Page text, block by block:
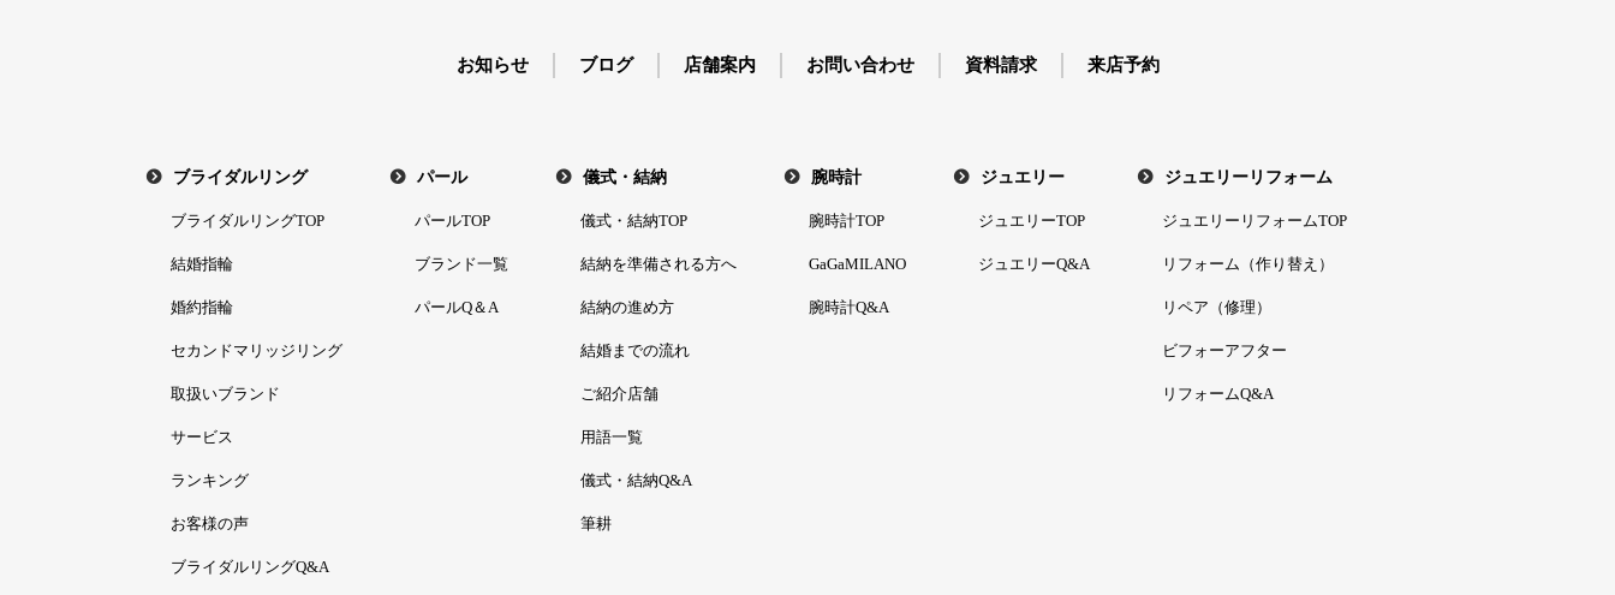
お知らせ ブログ 店舗案内 お問い合わせ 資料請求 来店予約
ブライダルリング
ブライダルリングTOP
結婚指輪
婚約指輪
セカンドマリッジリング
取扱いブランド
サービス
ランキング
お客様の声
ブライダルリングQ&A
パール
パールTOP
ブランド一覧
パールQ＆A
儀式・結納
儀式・結納TOP
結納を準備される方へ
結納の進め方
結婚までの流れ
ご紹介店舗
用語一覧
儀式・結納Q&A
筆耕
腕時計
腕時計TOP
GaGaMILANO
腕時計Q&A
ジュエリー
ジュエリーTOP
ジュエリーQ&A
ジュエリーリフォーム
ジュエリーリフォームTOP
リフォーム（作り替え）
リペア（修理）
ビフォーアフター
リフォームQ&A